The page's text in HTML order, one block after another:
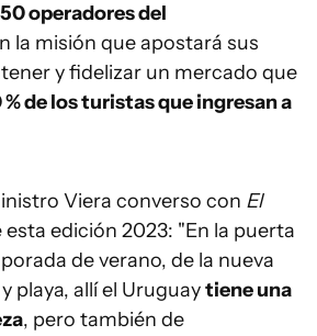
operadores del
la misión que apostará sus
y fidelizar un mercado que
de los turistas que ingresan a
Viera converso con El
edición 2023: "En la puerta
de verano, de la nueva
playa, allí el Uruguaytiene una
, pero también de